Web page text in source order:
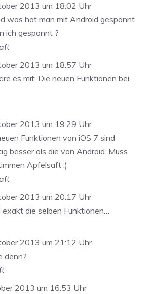
2013 um 18:02 Uhr
was hat man mit Android gespannt
ich gespannt ?
2013 um 18:57 Uhr
es mit: Die neuen Funktionen bei
2013 um 19:29 Uhr
Funktionen von iOS 7 sind
besser als die von Android. Muss
Apfelsaft ;)
2013 um 20:17 Uhr
exakt die selben Funktionen…
2013 um 21:12 Uhr
denn?
2013 um 16:53 Uhr